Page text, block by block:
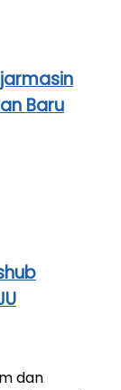
Baru
dan